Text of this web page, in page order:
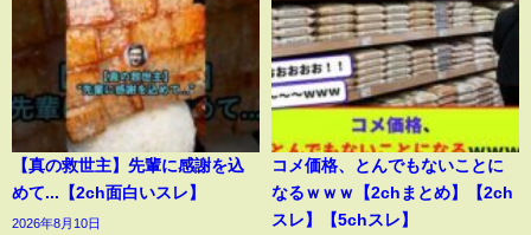
【真の救世主】先輩に感謝を込
めて...【2ch面白いスレ】
2026年8月10日
コメ価格、とんでもないことに
なるｗｗｗ【2chまとめ】【2ch
スレ】【5chスレ】